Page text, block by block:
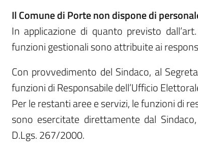
Il Comune diPortenon dispone di
In applicazione di quanto previsto
funzioni gestionali sono attribuite ai
Con provvedimento del Sindaco, al
funzioni di Responsabile dell’Ufficio
Per le restanti aree e servizi, le funzioni di
sono esercitate direttamente dal
D.Lgs. 267/2000.